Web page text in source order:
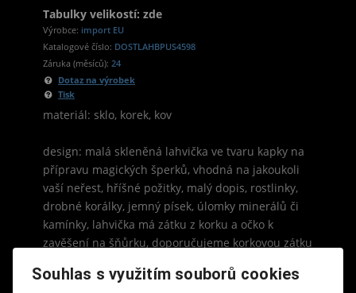
Tabulky velikostí: zde
Výrobce: import EU
Katalogové číslo: DOSTLAHBPUS4598
Záruka (měsíců): 24
Dotaz na výrobek
Tisk
materiál: sklo, korek, kov
design: malá skleněná lahvička ve tvaru kapky na
přípravu magických šperků, vhodná na jakoukoli
vaší neřest, hříšné požitky, malý dopis, rostlinky,
drobné korálky, jemný písek, úlomky minerálů či
kamínky, lahvička má zátku z korku a očko k
zavěšení na šňůrku, doporučujeme korkovou zátku
samovolně neotevřela, 1 ks v balení
Souhlas s využitím souborů cookies